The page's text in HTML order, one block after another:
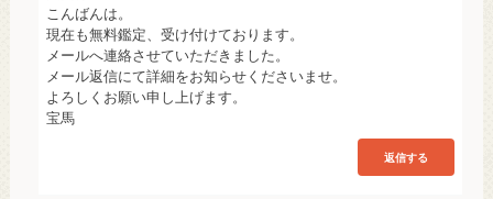
こんばんは。
現在も無料鑑定、受け付けております。
メールへ連絡させていただきました。
メール返信にて詳細をお知らせくださいませ。
よろしくお願い申し上げます。
宝馬
返信する